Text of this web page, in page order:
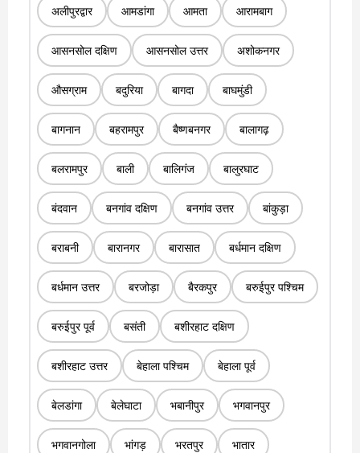
अलीपुरद्वार आमडांगा आमता आरामबाग
आसनसोल दक्षिण आसनसोल उत्तर अशोकनगर
औसग्राम बदुरिया बागदा बाघमुंडी
बागनान बहरामपुर बैष्णबनगर बालागढ़
बलरामपुर बाली बालिगंज बालुरघाट
बंदवान बनगांव दक्षिण बनगांव उत्तर बांकुड़ा
बराबनी बारानगर बारासात बर्धमान दक्षिण
बर्धमान उत्तर बरजोड़ा बैरकपुर बरुईपुर पश्चिम
बरुईपुर पूर्व बसंती बशीरहाट दक्षिण
बशीरहाट उत्तर बेहाला पश्चिम बेहाला पूर्व
बेलडांगा बेलेघाटा भबानीपुर भगवानपुर
भगवानगोला भांगड़ भरतपुर भातार